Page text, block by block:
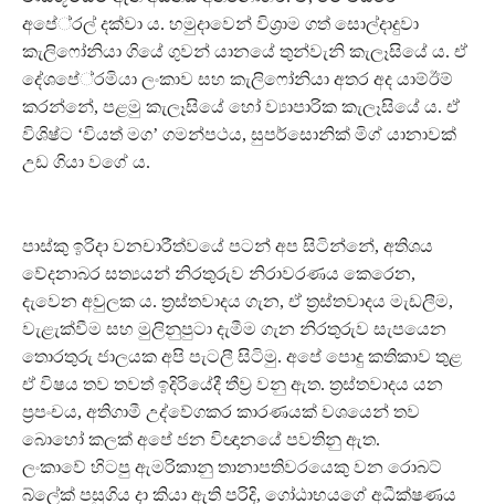
අපේ‍්‍රල් දක්වා ය. හමුදාවෙන් විශ‍්‍රාම ගත් සොල්දාදුවා
කැලිෆෝනියා ගියේ ගුවන් යානයේ තුන්වැනි කැලෑසියේ ය. ඒ
දේශපේ‍්‍රමියා ලංකාව සහ කැලිෆෝනියා අතර අද යාම්ඊම්
කරන්නේ, පළමු කැලෑසියේ හෝ ව්‍යාපාරික කැලෑසියේ ය. ඒ
විශිෂ්ට ‘වියත් මග’ ගමන්පථය, සුපර්සොනික් මිග් යානාවක්
උඩ ගියා වගේ ය.
පාස්කු ඉරිදා වනචාරීත්වයේ පටන් අප සිටින්නේ, අතිශය
වේදනාබර සත්‍යයන් නිරතුරුව නිරාවරණය කෙරෙන,
දැවෙන අවුලක ය. ත‍්‍රස්තවාදය ගැන, ඒ ත‍්‍රස්තවාදය මැඩලීම,
වැළැක්වීම සහ මුලිනුපුටා දැමීම ගැන නිරතුරුව සැපයෙන
තොරතුරු ජාලයක අපි පැටලී සිටිමු. අපේ පොදු කතිකාව තුළ
ඒ විෂය තව තවත් ඉදිරියේදී තීව‍්‍ර වනු ඇත. ත‍්‍රස්තවාදය යන
ප‍්‍රපංචය, අතිගාමී උද්වේගකර කාරණයක් වශයෙන් තව
බොහෝ කලක් අපේ ජන විඥානයේ පවතිනු ඇත.
ලංකාවේ හිටපු ඇමරිකානු තානාපතිවරයෙකු වන රොබට්
බ්ලේක් පසුගිය දා කියා ඇති පරිදි, ගෝඨාභයගේ අධීක්ෂණය